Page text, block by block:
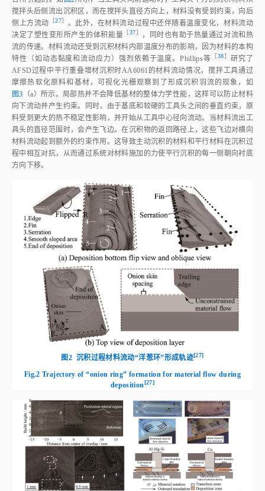
搅拌头后侧流出沉积区，而在搅拌头直径方向上，材料没有受到约束，向后
侧上方流动 ［27］ 。此外，在材料流动过程中还伴随着温度变化，材料流动
决定了塑性变形所产生的体积能量 ［37］
，同时也有助于热量通过对流和热
流的传递。材料流动还受到沉积材料内部温度分布的影响，因为材料的本构
特性（如动态黏度和流动应力）强烈依赖于温度。Phillips等 ［38］ 研究了
AFSD过程中平行重叠增材沉积时AA6061的材料流动情况，搅拌工具通过
摩擦热软化原料和基材，可视化光栅观察到了形成沉积羽流的现象，如
图3 （a）所示。局部热并不会降低基材的整体力学性能，这样可以防止材料
向下流动并产生约束。同时，由于基底和较硬的工具头之间的垂直约束，原
料受到更大的热不稳定性影响，并开始从工具中心径向流动。当材料流出工
具头的直径范围时，会产生飞边。在沉积物的返回路径上，这些飞边对横向
材料流动起到额外的约束作用。这导致主动沉积的材料和平行材料在沉积过
程中相互对抗，从而通过系统对材料施加的力使平行沉积的每一侧朝向衬底
方向下移。
图2 沉积过程材料流动“洋葱环”形成轨迹[27]
Fig.2 Trajectory of “onion ring” formation for material flow during
deposition [27]